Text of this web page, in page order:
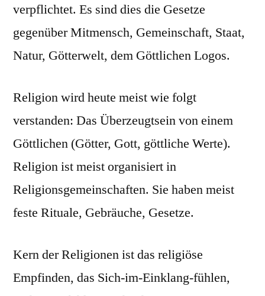
verpflichtet. Es sind dies die Gesetze
gegenüber Mitmensch, Gemeinschaft, Staat,
Natur, Götterwelt, dem Göttlichen Logos.
Religion wird heute meist wie folgt
verstanden: Das Überzeugtsein von einem
Göttlichen (Götter, Gott, göttliche Werte).
Religion ist meist organisiert in
Religionsgemeinschaften. Sie haben meist
feste Rituale, Gebräuche, Gesetze.
Kern der Religionen ist das religiöse
Empfinden, das Sich-im-Einklang-fühlen,